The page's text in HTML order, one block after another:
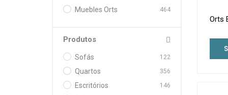
Muebles Orts 464
Produtos
Sofás 122
Quartos 356
Escritórios 146
Orts